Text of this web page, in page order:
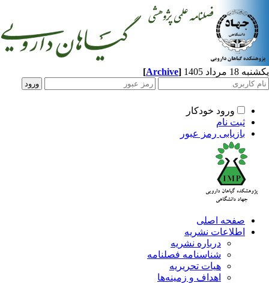
1405
[Archive]
ورود خودکار
ثبت نام
بازیابی رمز عبور
صفحه اصلی
اطلاعات نشریه
درباره نشریه
شناسنامه فصلنامه
هیات تحریریه
اهداف و زمینه‌ها